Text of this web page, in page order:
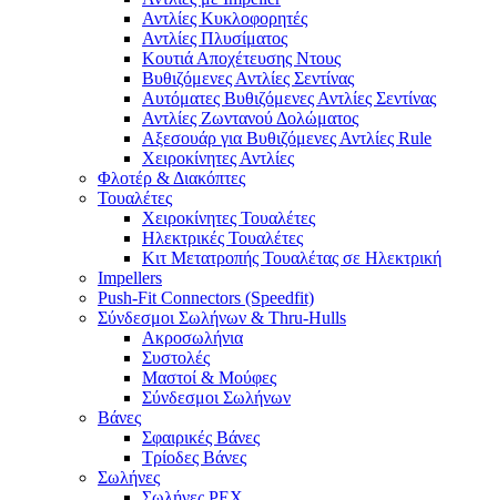
Αντλίες Κυκλοφορητές
Αντλίες Πλυσίματος
Κουτιά Αποχέτευσης Ντους
Βυθιζόμενες Αντλίες Σεντίνας
Αυτόματες Βυθιζόμενες Αντλίες Σεντίνας
Αντλίες Ζωντανού Δολώματος
Αξεσουάρ για Βυθιζόμενες Αντλίες Rule
Χειροκίνητες Αντλίες
Φλοτέρ & Διακόπτες
Τουαλέτες
Χειροκίνητες Τουαλέτες
Ηλεκτρικές Τουαλέτες
Κιτ Μετατροπής Τουαλέτας σε Ηλεκτρική
Impellers
Push-Fit Connectors (Speedfit)
Σύνδεσμοι Σωλήνων & Thru-Hulls
Ακροσωλήνια
Συστολές
Μαστοί & Μούφες
Σύνδεσμοι Σωλήνων
Βάνες
Σφαιρικές Βάνες
Τρίοδες Βάνες
Σωλήνες